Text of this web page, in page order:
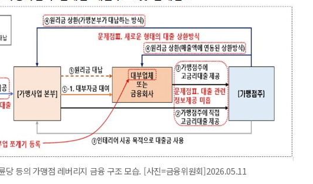
당 등의 가맹점 레버리지 금융 구조 모습. [사진=금융위원회]2026.05.11